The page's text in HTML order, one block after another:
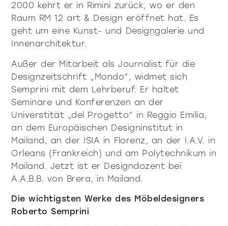
2000 kehrt er in Rimini zurück, wo er den
Raum RM 12 art & Design eröffnet hat. Es
geht um eine Kunst- und Designgalerie und
Innenarchitektur.
Außer der Mitarbeit als Journalist für die
Designzeitschrift „Mondo“, widmet sich
Semprini mit dem Lehrberuf. Er haltet
Seminare und Konferenzen an der
Universtität „del Progetto“ in Reggio Emilia,
an dem Europäischen Designinstitut in
Mailand, an der ISIA in Florenz, an der I.A.V. in
Orleans (Frankreich) und am Polytechnikum in
Mailand. Jetzt ist er Designdozent bei
A.A.B.B. von Brera, in Mailand.
Die wichtigsten Werke des Möbeldesigners
Roberto Semprini